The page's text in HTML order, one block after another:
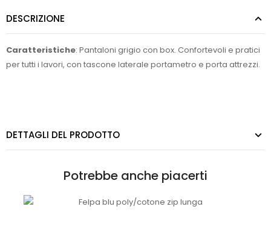
DESCRIZIONE
Caratteristiche: Pantaloni grigio con box. Confortevoli e pratici
per tutti i lavori, con tascone laterale portametro e porta attrezzi.
DETTAGLI DEL PRODOTTO
Potrebbe anche piacerti